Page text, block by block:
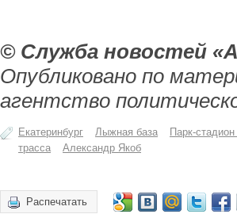
© Служба новостей
Опубликовано по
агентство
Екатеринбург Лыжная база Парк-
трасса
Александр Якоб
Распечатать